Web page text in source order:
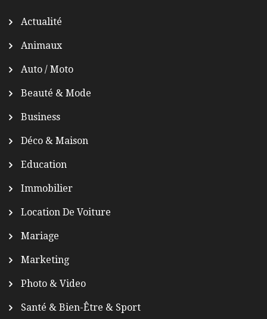
Actualité
Animaux
Auto / Moto
Beauté & Mode
Business
Déco & Maison
Education
Immobilier
Location De Voiture
Mariage
Marketing
Photo & Video
Santé & Bien-Être & Sport